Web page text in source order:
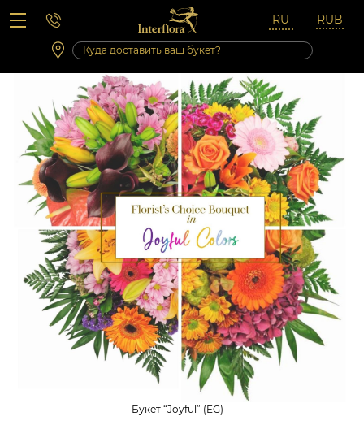
Вопросы-ответы
Сб 10:00 ‐ 14:00
Выходные и праздничные дни
Букет “Joyful” (EG)